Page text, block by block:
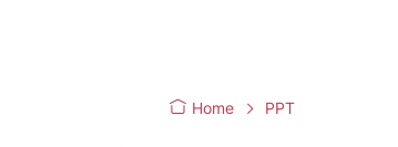
Home PPT